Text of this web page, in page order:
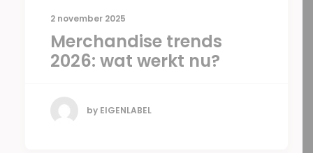
2 november 2025
Merchandise trends
2026: wat werkt nu?
by EIGENLABEL